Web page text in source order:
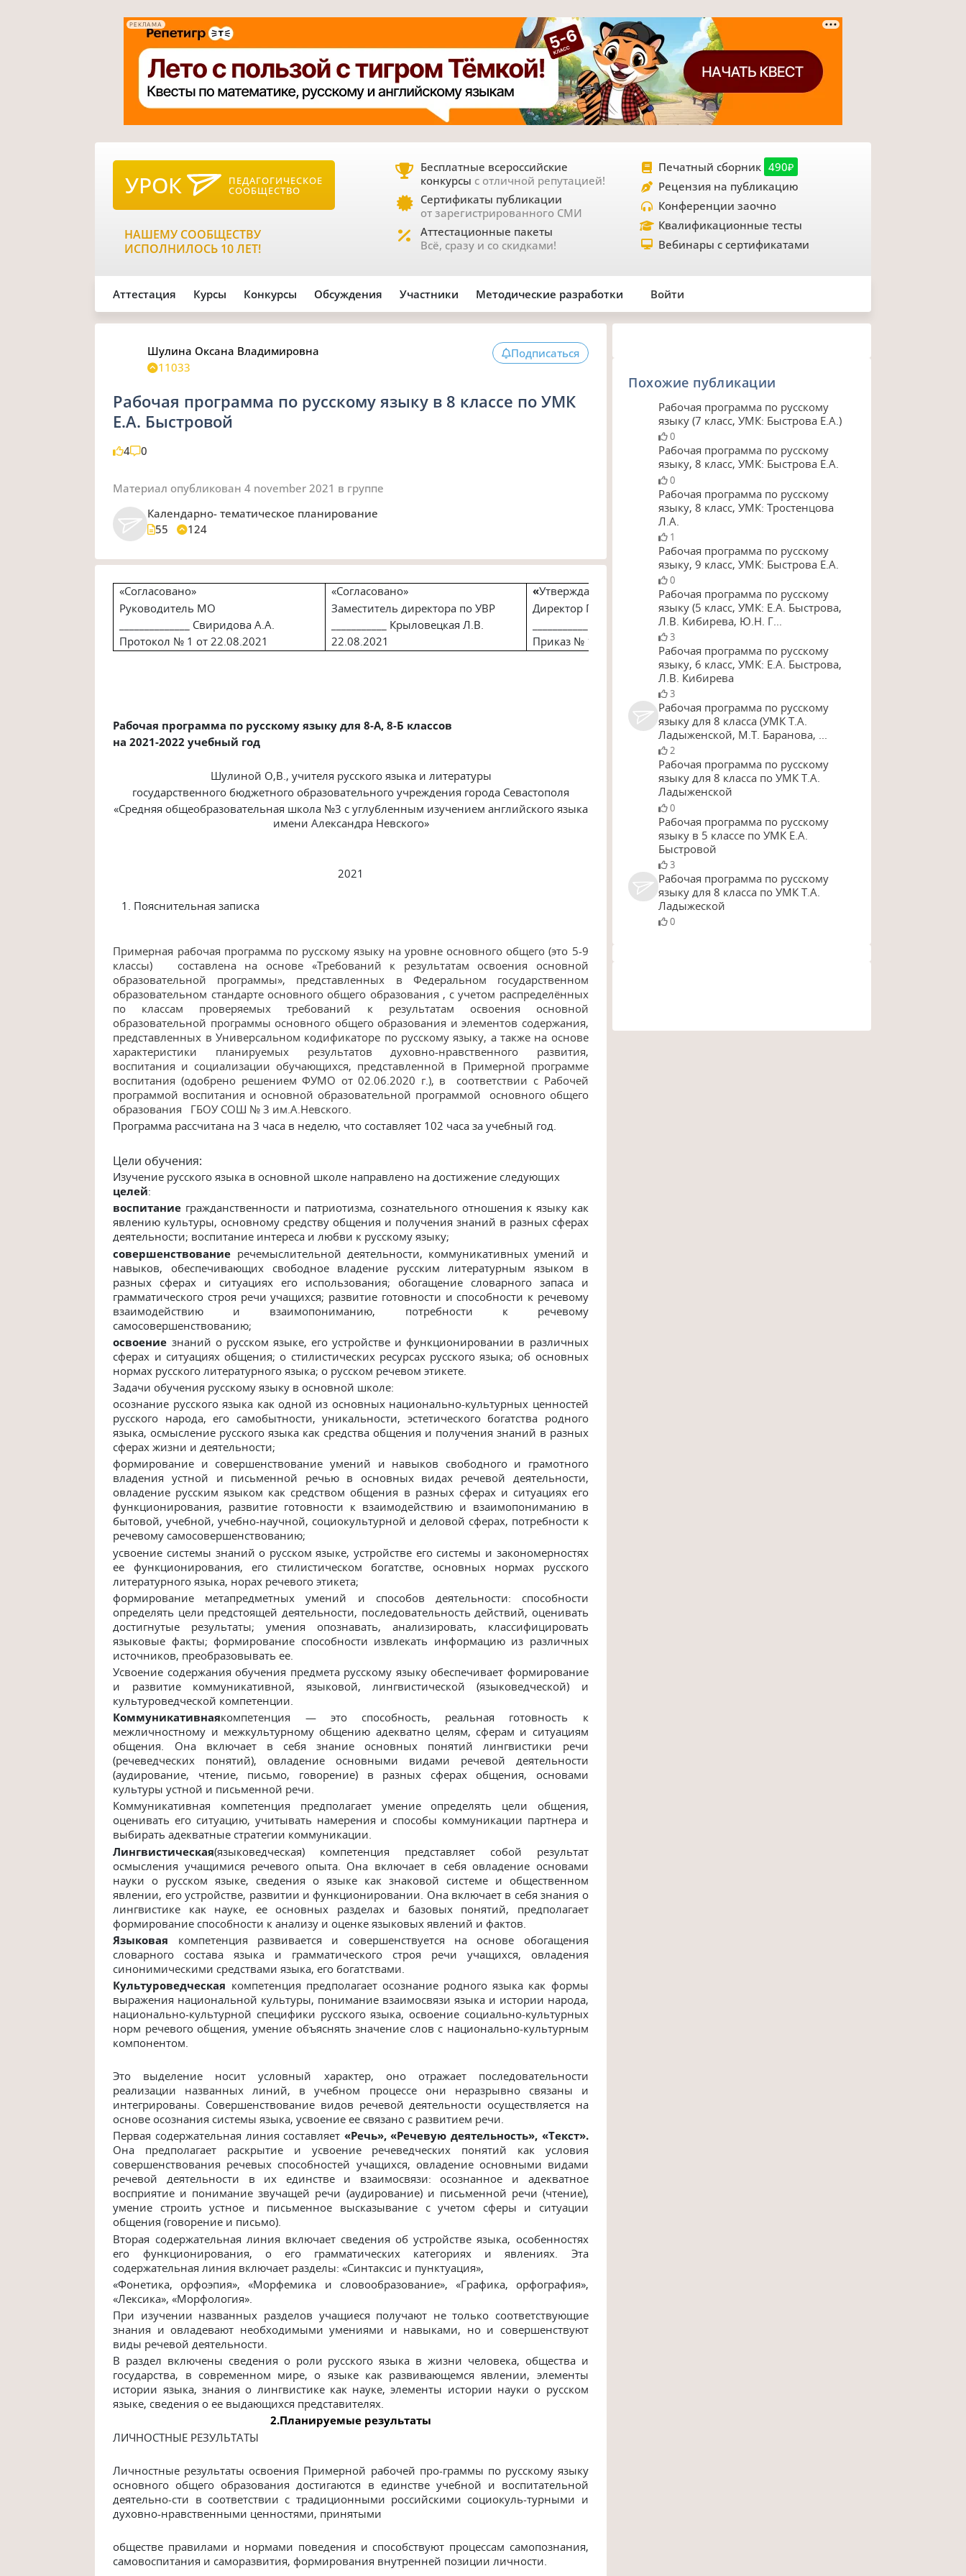
РЕКЛАМА
УРОК ПЕДАГОГИЧЕСКОЕ
СООБЩЕСТВО
НАШЕМУ СООБЩЕСТВУ
ИСПОЛНИЛОСЬ 10 ЛЕТ!
Бесплатные всероссийские
конкурсы с отличной репутацией!
Сертификаты публикации
от зарегистрированного СМИ
Аттестационные пакеты
Всё, сразу и со скидками!
Печатный сборник 490₽
Рецензия на публикацию
Конференции заочно
Квалификационные тесты
Вебинары с сертификатами
Аттестация Курсы Конкурсы Обсуждения Участники Методические разработки Войти
Шулина Оксана Владимировна
11033
Подписаться
Рабочая программа по русскому языку в 8 классе по УМК
Е.А. Быстровой
4 0
Материал опубликован 4 november 2021 в группе
Календарно- тематическое планирование
55
124
«Согласовано»
Руководитель МО
______________ Свиридова А.А.
Протокол № 1 от 22.08.2021
«Согласовано»
Заместитель директора по УВР
___________ Крыловецкая Л.В.
22.08.2021
«Утверждаю»
Директор ГБОУ СОШ № 3им.А.Невского
___________ Евгущенко А.М.
Приказ № 184 от 23.08.2021
Рабочая программа по русскому языку для 8-А, 8-Б классов
на 2021-2022 учебный год
Шулиной О,В., учителя русского языка и литературы
государственного бюджетного образовательного учреждения города Севастополя
«Средняя общеобразовательная школа №3 с углубленным изучением английского языка
имени Александра Невского»
2021
Пояснительная записка
Примерная рабочая программа по русскому языку на уровне основного общего (это 5-9
классы) составлена на основе «Требований к результатам освоения основной
образовательной программы», представленных в Федеральном государственном
образовательном стандарте основного общего образования , с учетом распределённых
по классам проверяемых требований к результатам освоения основной
образовательной программы основного общего образования и элементов содержания,
представленных в Универсальном кодификаторе по русскому языку, а также на основе
характеристики планируемых результатов духовно-нравственного развития,
воспитания и социализации обучающихся, представленной в Примерной программе
воспитания (одобрено решением ФУМО от 02.06.2020 г.), в соответствии с Рабочей
программой воспитания и основной образовательной программой основного общего
образования ГБОУ СОШ № 3 им.А.Невского.
Программа рассчитана на 3 часа в неделю, что составляет 102 часа за учебный год.
Цели обучения:
Изучение русского языка в основной школе направлено на достижение следующих
целей:
воспитание гражданственности и патриотизма, сознательного отношения к языку как
явлению культуры, основному средству общения и получения знаний в разных сферах
деятельности; воспитание интереса и любви к русскому языку;
совершенствование речемыслительной деятельности, коммуникативных умений и
навыков,
обеспечивающих свободное владение русским литературным языком
в
разных сферах и ситуациях его использования; обогащение словарного запаса
и
грамматического строя речи учащихся; развитие готовности и способности к речевому
взаимодействию
и взаимопониманию, потребности к
речевому
самосовершенствованию;
освоение знаний о русском языке, его устройстве и функционировании в различных
сферах и ситуациях общения; о стилистических ресурсах русского языка; об основных
нормах русского литературного языка; о русском речевом этикете.
Задачи обучения русскому языку в основной школе:
осознание русского языка как одной из основных национально-культурных ценностей
русского народа, его самобытности, уникальности, эстетического богатства родного
языка, осмысление русского языка как средства общения и получения знаний в разных
сферах жизни и деятельности;
формирование и совершенствование умений и навыков свободного и грамотного
владения устной и письменной
речью в основных видах речевой деятельности,
овладение русским языком как средством общения в разных сферах и ситуациях его
функционирования, развитие готовности к взаимодействию и взаимопониманию в
бытовой, учебной, учебно-научной, социокультурной и деловой сферах, потребности к
речевому самосовершенствованию;
усвоение системы знаний о русском языке, устройстве его системы и закономерностях
ее функционирования, его
стилистическом богатстве, основных нормах
русского
литературного языка, норах речевого этикета;
формирование
метапредметных умений и способов деятельности:
способности
определять цели предстоящей деятельности, последовательность действий, оценивать
достигнутые
результаты; умения опознавать, анализировать,
классифицировать
языковые факты; формирование способности извлекать информацию из различных
источников, преобразовывать ее.
Усвоение содержания обучения предмета русскому языку обеспечивает формирование
и развитие коммуникативной, языковой, лингвистической (языковедческой) и
культуроведческой компетенции.
Коммуникативнаякомпетенция — это способность, реальная готовность к
межличностному и межкультурному общению адекватно целям, сферам и ситуациям
общения. Она включает в себя знание основных понятий лингвистики речи
(речеведческих понятий), овладение основными видами речевой деятельности
(аудирование, чтение, письмо, говорение) в разных сферах общения, основами
культуры устной и письменной речи.
Коммуникативная компетенция предполагает умение определять цели общения,
оценивать его ситуацию, учитывать намерения и способы коммуникации партнера и
выбирать адекватные стратегии коммуникации.
Лингвистическая(языковедческая) компетенция представляет собой результат
осмысления учащимися речевого опыта. Она включает в себя овладение основами
науки о русском языке, сведения о языке как знаковой системе и общественном
явлении, его устройстве, развитии и функционировании. Она включает в себя знания о
лингвистике как науке, ее основных разделах и базовых понятий, предполагает
формирование способности к анализу и оценке языковых явлений и фактов.
Языковая
компетенция развивается и совершенствуется на основе обогащения
словарного состава языка и грамматического строя речи учащихся, овладения
синонимическими средствами языка, его богатствами.
Культуроведческая компетенция предполагает осознание родного языка как формы
выражения национальной культуры, понимание взаимосвязи языка и истории народа,
национально-культурной специфики русского языка, освоение социально-культурных
норм речевого общения, умение объяснять значение слов с национально-культурным
компонентом.
Это выделение носит условный характер, оно отражает последовательности
реализации названных линий, в учебном процессе они неразрывно связаны и
интегрированы. Совершенствование видов речевой деятельности осуществляется на
основе осознания системы языка, усвоение ее связано с развитием речи.
Первая содержательная линия составляет «Речь», «Речевую деятельность», «Текст».
Она предполагает раскрытие и усвоение речеведческих понятий как условия
совершенствования речевых способностей учащихся, овладение основными видами
речевой деятельности в их единстве и взаимосвязи: осознанное и адекватное
восприятие и понимание звучащей речи (аудирование) и письменной речи (чтение),
умение строить устное и письменное высказывание с учетом сферы и ситуации
общения (говорение и письмо).
Вторая содержательная линия включает сведения об устройстве языка, особенностях
его функционирования, о его грамматических категориях и явлениях. Эта
содержательная линия включает разделы: «Синтаксис и пунктуация»,
«Фонетика, орфоэпия», «Морфемика и словообразование», «Графика, орфография»,
«Лексика», «Морфология».
При изучении названных разделов учащиеся получают не только соответствующие
знания и овладевают необходимыми умениями и навыками, но и совершенствуют
виды речевой деятельности.
В раздел включены сведения о роли русского языка в жизни человека, общества и
государства, в современном мире, о языке как развивающемся явлении, элементы
истории языка, знания о лингвистике как науке, элементы истории науки о русском
языке, сведения о ее выдающихся представителях.
2.Планируемые результаты
ЛИЧНОСТНЫЕ РЕЗУЛЬТАТЫ
Личностные результаты освоения Примерной рабочей про-граммы по русскому языку
основного общего образования достигаются в единстве учебной и воспитательной
деятельно-сти в соответствии с традиционными российскими социокуль-турными и
духовно-нравственными ценностями, принятыми
обществе правилами и нормами поведения и способствуют процессам самопознания,
самовоспитания и саморазвития, формирования внутренней позиции личности.
Похожие публикации
Рабочая программа по русскому
языку (7 класс, УМК: Быстрова Е.А.)
0
Рабочая программа по русскому
языку, 8 класс, УМК: Быстрова Е.А.
0
Рабочая программа по русскому
языку, 8 класс, УМК: Тростенцова
Л.А.
1
Рабочая программа по русскому
языку, 9 класс, УМК: Быстрова Е.А.
0
Рабочая программа по русскому
языку (5 класс, УМК: Е.А. Быстрова,
Л.В. Кибирева, Ю.Н. Г...
3
Рабочая программа по русскому
языку, 6 класс, УМК: Е.А. Быстрова,
Л.В. Кибирева
3
Рабочая программа по русскому
языку для 8 класса (УМК Т.А.
Ладыженской, М.Т. Баранова, ...
2
Рабочая программа по русскому
языку для 8 класса по УМК Т.А.
Ладыженской
0
Рабочая программа по русскому
языку в 5 классе по УМК Е.А.
Быстровой
3
Рабочая программа по русскому
языку для 8 класса по УМК Т.А.
Ладыжеской
0